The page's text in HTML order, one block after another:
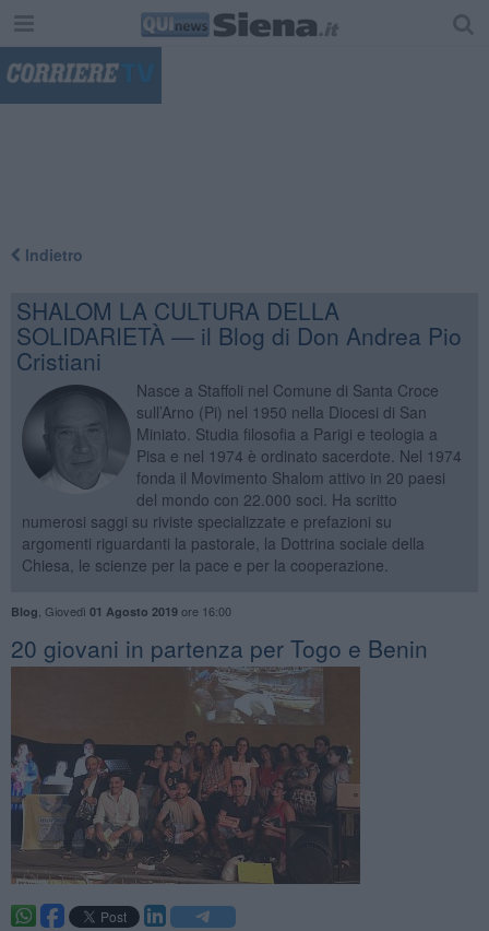
Indietro
SHALOM LA CULTURA DELLA
SOLIDARIETÀ — il Blog di Don Andrea Pio
Cristiani
Nasce a Staffoli nel Comune di Santa Croce
sull’Arno (Pi) nel 1950 nella Diocesi di San
Miniato. Studia filosofia a Parigi e teologia a
Pisa e nel 1974 è ordinato sacerdote. Nel 1974
fonda il Movimento Shalom attivo in 20 paesi
del mondo con 22.000 soci. Ha scritto
numerosi saggi su riviste specializzate e prefazioni su
argomenti riguardanti la pastorale, la Dottrina sociale della
Chiesa, le scienze per la pace e per la cooperazione.
Blog Giovedì 01 Agosto 2019ore 16:00
20 giovani in partenza per Togo e Benin